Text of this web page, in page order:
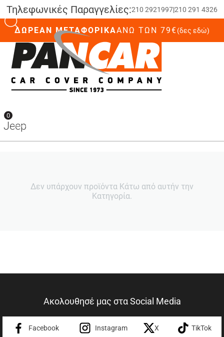
Τηλεφωνικές Παραγγελίες:210 2921997|210 291 4326
ΔΩΡΕΑΝ ΜΕΤΑΦΟΡΙΚΑΆΝΩ ΤΩΝ 79€(δες εδώ)
0
Jeep
Δεν υπάρχουν προϊόντα Κάτω από αυτήν την
Κατηγορία.
Ακολουθησέ μας στα Social Media
Facebook Instagram X TikTok